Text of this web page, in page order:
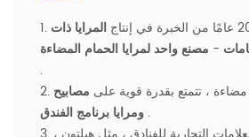
المرايا ذات
- مصنع واحد لمرايا الحمام المضاءة
.
مصابيح
.